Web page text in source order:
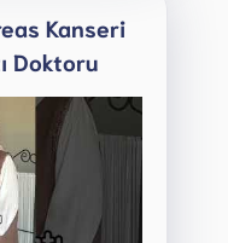
Kanseri
Doktoru